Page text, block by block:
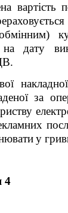
вартість
дату
.
за
ватиу
4